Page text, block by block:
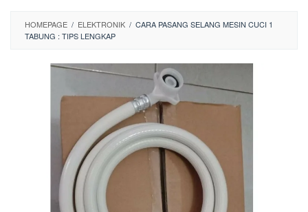
HOMEPAGE / ELEKTRONIK / CARA PASANG SELANG MESIN CUCI 1
TABUNG : TIPS LENGKAP